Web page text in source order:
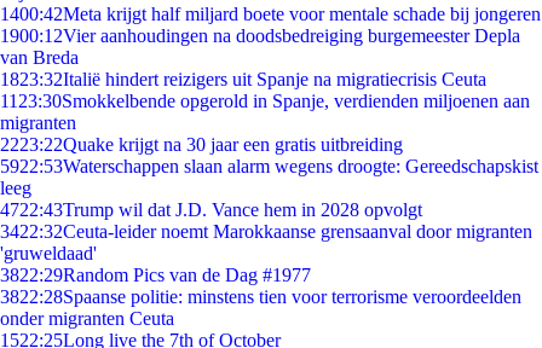
1400:42Meta krijgt half miljard boete voor mentale schade bij jongeren
1900:12Vier aanhoudingen na doodsbedreiging burgemeester Depla
van Breda
1823:32Italië hindert reizigers uit Spanje na migratiecrisis Ceuta
11 23:30Smokkelbende opgerold in Spanje, verdienden miljoenen aan
migranten
2223:22Quake krijgt na 30 jaar een gratis uitbreiding
5922:53Waterschappen slaan alarm wegens droogte: Gereedschapskist
leeg
4722:43Trump wil dat J.D. Vance hem in 2028 opvolgt
3422:32Ceuta-leider noemt Marokkaanse grensaanval door migranten
'gruweldaad'
3822:29Random Pics van de Dag #1977
3822:28Spaanse politie: minstens tien voor terrorisme veroordeelden
onder migranten Ceuta
1522:25Long live the 7th of October